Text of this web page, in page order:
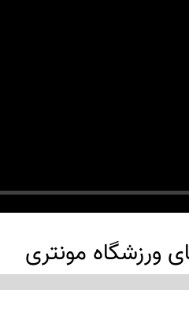
ورزشگاه مونتری